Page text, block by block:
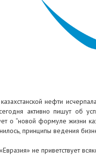
нефти
активно пишут об
о “новой формуле жизни
принципы ведения
не приветствует